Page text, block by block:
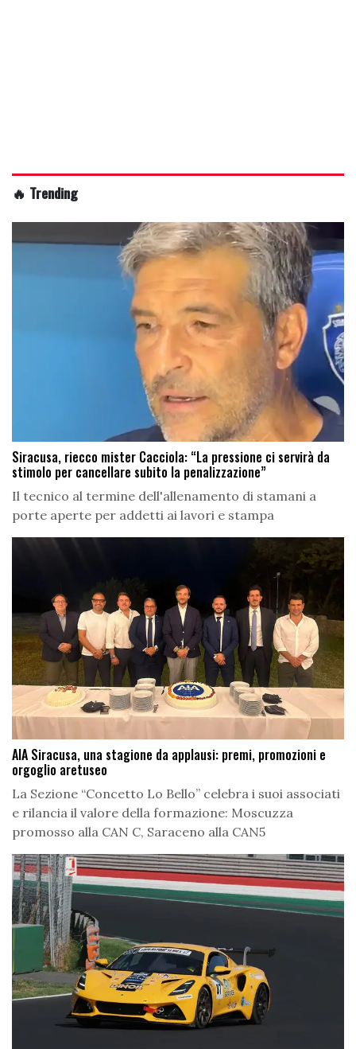
🔥 Trending
Siracusa, riecco mister Cacciola: “La pressione ci servirà da
stimolo per cancellare subito la penalizzazione”
Il tecnico al termine dell'allenamento di stamani a
porte aperte per addetti ai lavori e stampa
AIA Siracusa, una stagione da applausi: premi, promozioni e
orgoglio aretuseo
La Sezione “Concetto Lo Bello” celebra i suoi associati
e rilancia il valore della formazione: Moscuzza
promosso alla CAN C, Saraceno alla CAN5